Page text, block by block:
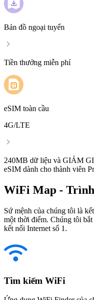
Bản đồ ngoại tuyến
Tiền thưởng miễn phí
eSIM toàn cầu
4G/LTE
240MB dữ liệu và GIẢM
eSIM dành cho thành viên
WiFi Map -
Sứ mệnh của chúng tôi là
một thời điểm. Chúng tôi
kết nối Internet số 1.
Tìm kiếm WiFi